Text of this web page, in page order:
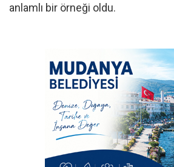
anlamlı bir örneği oldu.